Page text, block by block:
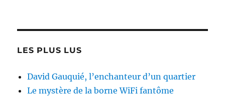
LES PLUS LUS
David Gauquié, l’enchanteur d’un quartier
Le mystère de la borne WiFi fantôme